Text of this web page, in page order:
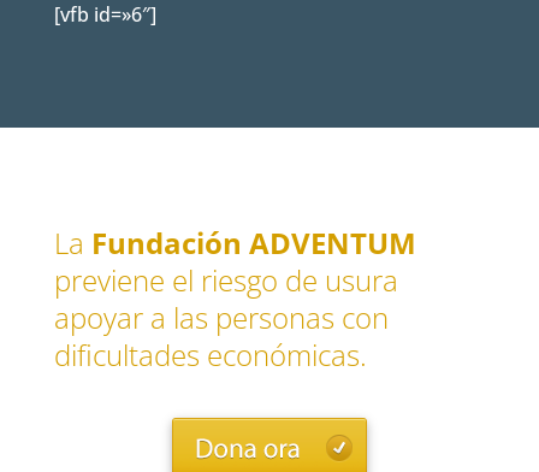
[vfb id=»6″]
La Fundación ADVENTUM
previene el riesgo de usura
apoyar a las personas con
dificultades económicas.